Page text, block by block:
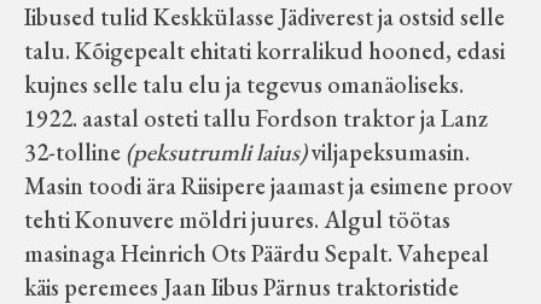
Iibused tulid Keskkülasse Jädiverest ja ostsid selle
talu. Kõigepealt ehitati korralikud hooned, edasi
kujnes selle talu elu ja tegevus omanäoliseks.
1922. aastal osteti tallu Fordson traktor ja Lanz
32-tolline(peksutrumli laius)viljapeksumasin.
Masin toodi ära Riisipere jaamast ja esimene proov
tehti Konuvere möldri juures. Algul töötas
masinaga Heinrich Ots Päärdu Sepalt. Vahepeal
käis peremees Jaan Iibus Pärnus traktoristide